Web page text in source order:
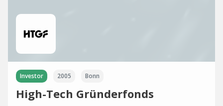
Investor 2005 Bonn
High-Tech Gründerfonds